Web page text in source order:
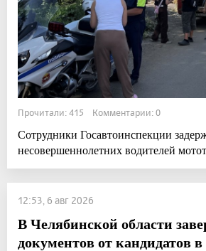
Прочитали: 415 Комментарии: 0
Сотрудники Госавтоинспекции
несовершеннолетних водителей
12:53, 6 авг 2026
В Челябинской области
документов от кандидатов